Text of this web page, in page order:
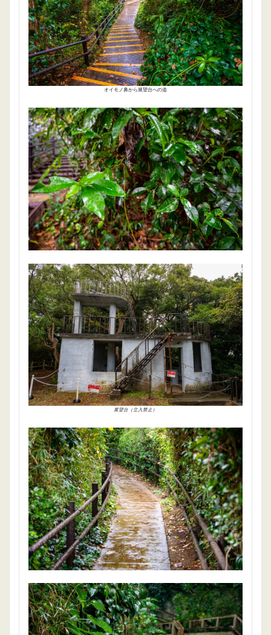
オイモノ鼻から展望台への道
展望台（立入禁止）